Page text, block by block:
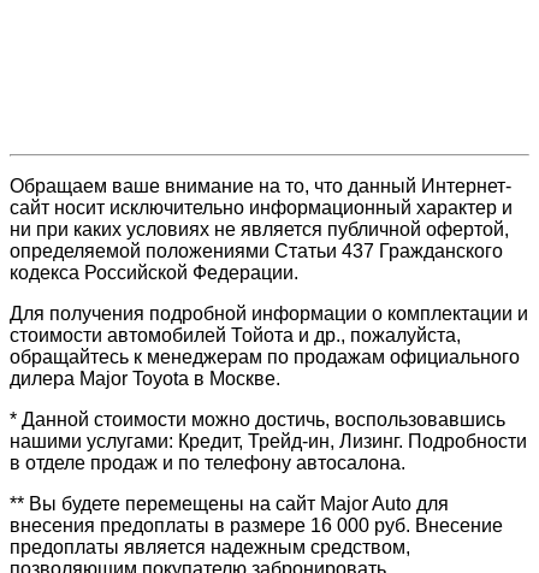
Обращаем ваше внимание на то, что данный Интернет-
сайт носит исключительно информационный характер и
ни при каких условиях не является публичной офертой,
определяемой положениями Статьи 437 Гражданского
кодекса Российской Федерации.
Для получения подробной информации о комплектации и
стоимости автомобилей Тойота и др., пожалуйста,
обращайтесь к менеджерам по продажам официального
дилера Major Toyota в Москве.
* Данной стоимости можно достичь, воспользовавшись
нашими услугами: Кредит, Трейд-ин, Лизинг. Подробности
в отделе продаж и по телефону автосалона.
** Вы будете перемещены на сайт Major Auto для
внесения предоплаты в размере 16 000 руб. Внесение
предоплаты является надежным средством,